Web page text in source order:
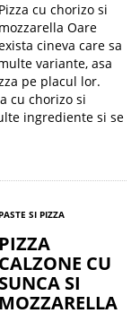
Pizza cu chorizo si
mozzarella Oare
cineva care sa
variante, asa
pe placul lor.
cu chorizo si
ingrediente si se
SI PIZZA
PIZZA
CALZONE CU
SUNCA SI
MOZZARELLA